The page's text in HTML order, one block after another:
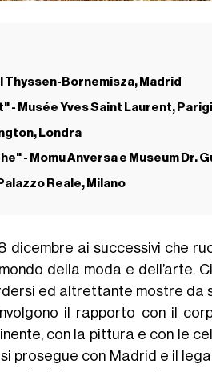
Bornemisza, Madrid
- Musée Yves Saint Laurent, Parigi
Londra
- Momu Anversa e Museum Dr.
Reale, Milano
dicembre ai successivi che
della moda e dell’arte.
ed altrettante mostre da
il rapporto con il
con la pittura e con le
si prosegue con Madrid e il